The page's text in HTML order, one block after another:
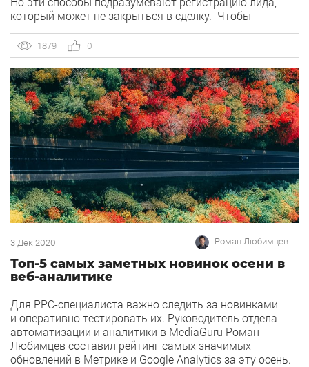
который может не закрыться в сделку. Чтобы
использовать загрузку оффлайн-конверсий;
передавать данные из оффлайн-магазина. Это два
потенциальных сценария, которые могут быть
применены на практике, с целью как […]
1879 0
3 Дек 2020 Роман Любимцев
Топ-5 самых заметных новинок осени в
веб-аналитике
Для PPC-специалиста важно следить за новинками
и оперативно тестировать их. Руководитель отдела
автоматизации и аналитики в MediaGuru Роман
Любимцев составил рейтинг самых значимых
обновлений в Метрике и Google Analytics за эту осень.